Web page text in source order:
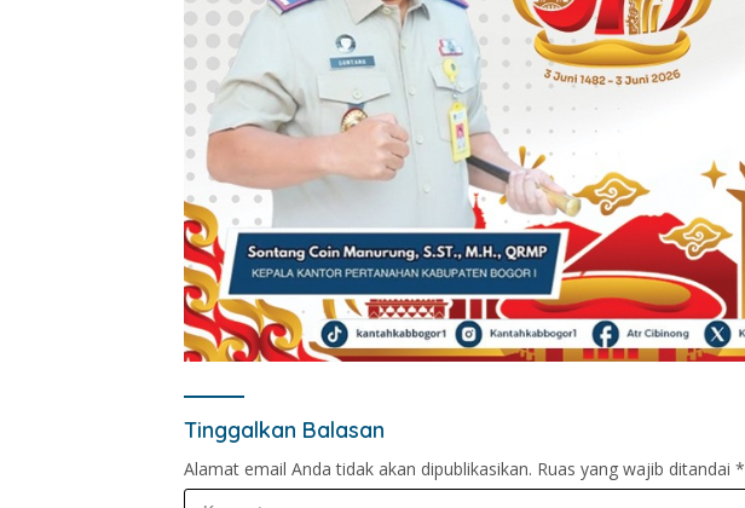
Tinggalkan Balasan
Alamat email Anda tidak akan dipublikasikan. Ruas yang wajib ditandai *